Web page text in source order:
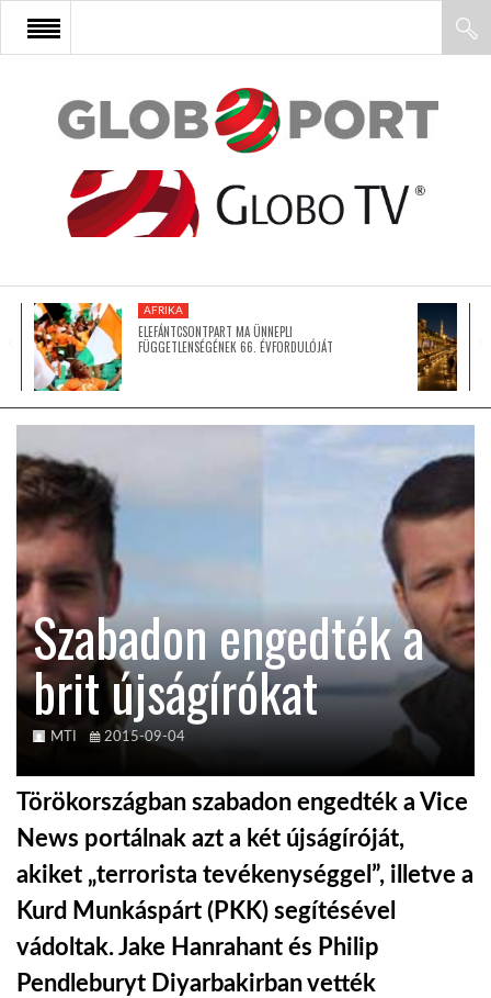
FŐOLDAL
AFRIKA
ÁZSIA
LATIN-AMERIKA
KÖZEL-KELET
AUSZTRÁLIA
A VILÁG ITTHON
GLOBOTV BP
HÍR3D
AFRIKA
ELEFÁNTCSONTPART MA ÜNNEPLI
FÜGGETLENSÉGÉNEK 66. ÉVFORDULÓJÁT
Szabadon engedték a
brit újságírókat
MTI 2015-09-04
Törökországban szabadon engedték a Vice
News portálnak azt a két újságíróját,
akiket „terrorista tevékenységgel”, illetve a
Kurd Munkáspárt (PKK) segítésével
vádoltak. Jake Hanrahant és Philip
Pendleburyt Diyarbakirban vették